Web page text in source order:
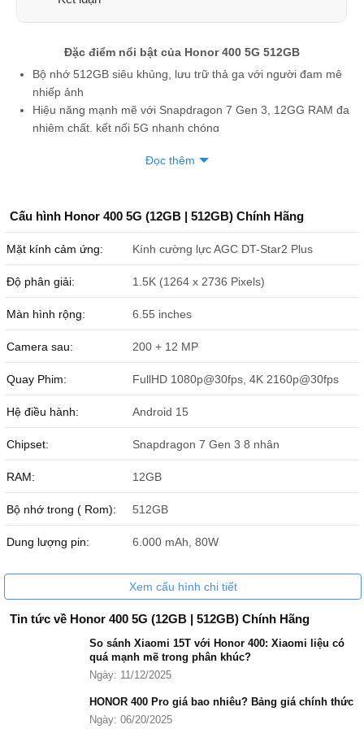
Đặc điểm nổi bật của Honor 400 5G 512GB
Bộ nhớ 512GB siêu khủng, lưu trữ thả ga với người đam mê
nhiếp ảnh
Hiệu năng mạnh mẽ với Snapdragon 7 Gen 3, 12GG RAM đa
nhiệm chất, kết nối 5G nhanh chóng
Thiết kế mỏng nhẹ 7.3mm, kháng nước IP66, 2 SIM 2 sóng
Cận cảnh phiên bản Honor 400 5G 512GB màu vàng.
Honor 400 5G 512GB ra mắt ngày 22/5/2025 tại Malaysia, gây sốt
với bộ nhớ 512GB và camera 200MP tại thị trường Đông Nam Á
này.
Đọc thêm
Cấu hình Honor 400 5G (12GB | 512GB) Chính Hãng
Mặt kính cảm ứng: Kính cường lực AGC DT-Star2 Plus
Độ phân giải: 1.5K (1264 x 2736 Pixels)
Màn hình rộng: 6.55 inches
Camera sau: 200 + 12 MP
Quay Phim: FullHD 1080p@30fps, 4K 2160p@30fps
Hệ điều hành: Android 15
Chipset: Snapdragon 7 Gen 3 8 nhân
RAM: 12GB
Bộ nhớ trong ( Rom): 512GB
Dung lượng pin: 6.000 mAh, 80W
Xem cấu hình chi tiết
Tin tức về Honor 400 5G (12GB | 512GB) Chính Hãng
So sánh Xiaomi 15T với Honor 400: Xiaomi liệu có
quá mạnh mẽ trong phân khúc?
Ngày: 11/12/2025
HONOR 400 Pro giá bao nhiêu? Bảng giá chính thức
Ngày: 06/20/2025